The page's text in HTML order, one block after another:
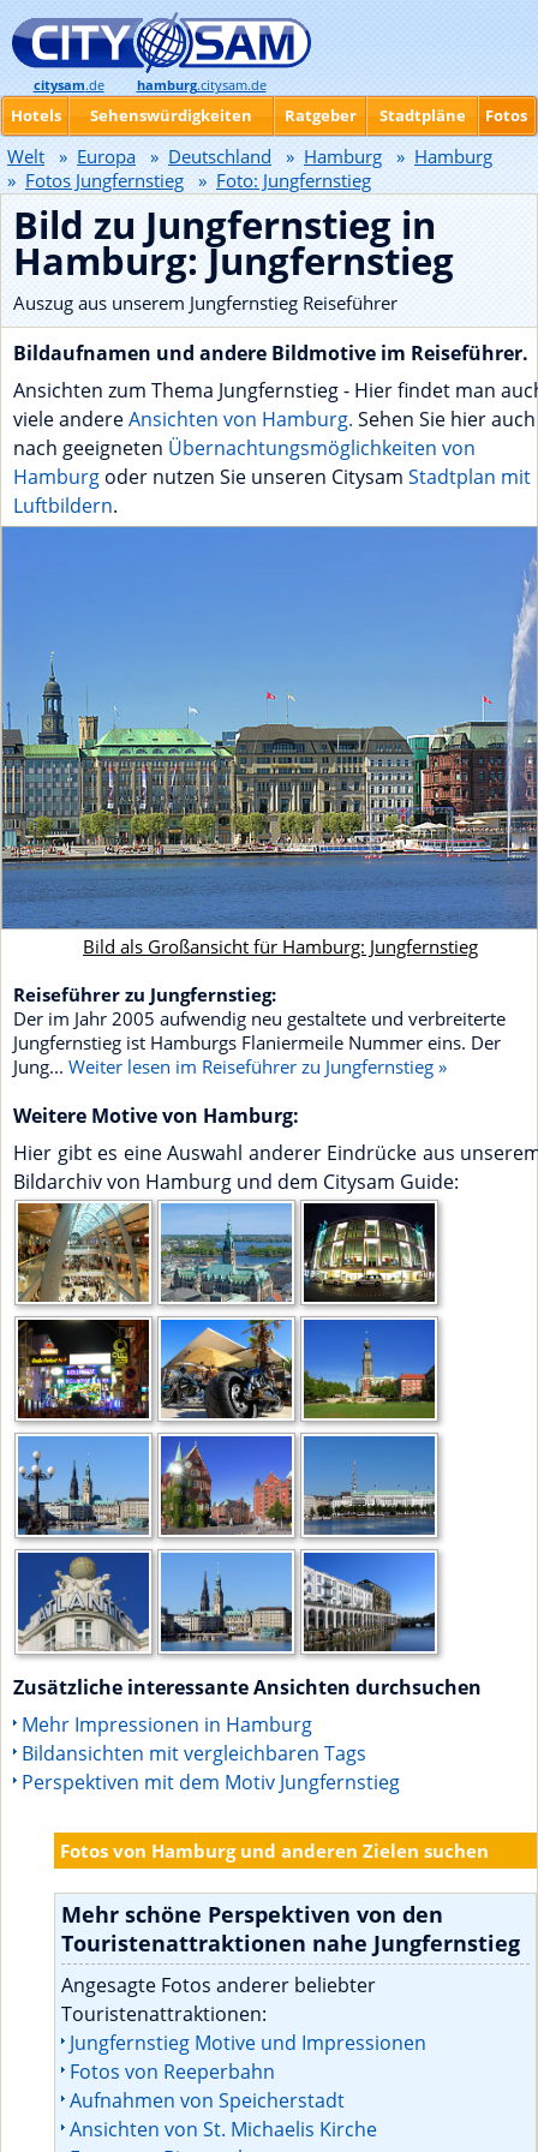
Bild zu Jungfernstieg in
Hamburg: Jungfernstieg
Auszug aus unserem Jungfernstieg Reiseführer
Bildaufnamen und andere Bildmotive im Reiseführer.
Ansichten zum Thema Jungfernstieg - Hier findet man
viele andereAnsichten von Hamburg. Sehen Sie hier auch
nach geeigneten Übernachtungsmöglichkeiten von
Hamburg oder nutzen Sie unseren Citysam Stadtplan mit
Luftbildern.
Bild als Großansicht für Hamburg: Jungfernstieg
Reiseführer zu Jungfernstieg:
Der im Jahr 2005 aufwendig neu gestaltete und verbreiterte
Jungfernstieg ist Hamburgs Flaniermeile Nummer eins. Der
Jung... Weiter lesen im Reiseführer zu Jungfernstieg »
Weitere Motive von Hamburg:
Hier gibt es eine Auswahl anderer Eindrücke aus
Bildarchiv von Hamburg und dem Citysam Guide:
Zusätzliche interessante Ansichten durchsuchen
Mehr Impressionen in Hamburg
Bildansichten mit vergleichbaren Tags
Perspektiven mit dem Motiv Jungfernstieg
Fotos von Hamburg und anderen Zielen suchen
Mehr schöne Perspektiven von den
Touristenattraktionen nahe Jungfernstieg
Angesagte Fotos anderer beliebter
Touristenattraktionen:
Jungfernstieg Motive und Impressionen
Fotos von Reeperbahn
Aufnahmen von Speicherstadt
Ansichten von St. Michaelis Kirche
citysam.de hamburg.citysam.de
Hotels Sehenswürdigkeiten Ratgeber Stadtpläne Fotos
Welt » Europa » Deutschland » Hamburg » Hamburg
» Fotos Jungfernstieg » Foto: Jungfernstieg